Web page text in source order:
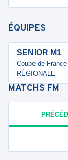
ÉQUIPES
SENIOR M1
Coupe de
RÉGIONALE
MATCHS FM